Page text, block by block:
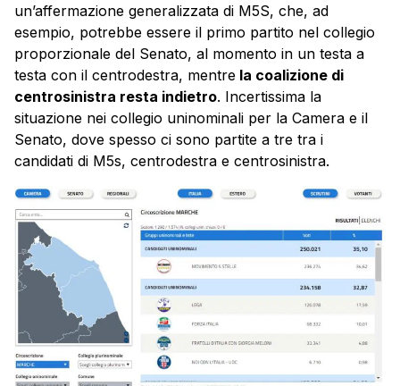
un’affermazione generalizzata di M5S, che, ad
esempio, potrebbe essere il primo partito nel collegio
proporzionale del Senato, al momento in un testa a
testa con il centrodestra, mentre la coalizione di
centrosinistra resta indietro. Incertissima la
situazione nei collegio uninominali per la Camera e il
Senato, dove spesso ci sono partite a tre tra i
candidati di M5s, centrodestra e centrosinistra.